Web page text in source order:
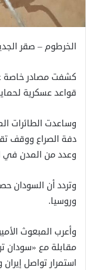
الخرطوم – صقر
كشفت مصادر خاصة
قواعد عسكرية
وساعدت الطائرات
دفة الصراع ووقف
وعدد من المدن في
وتردد أن السودان
وروسيا.
وأعرب المبعوث
مقابلة مع «سودان
استمرار تواصل